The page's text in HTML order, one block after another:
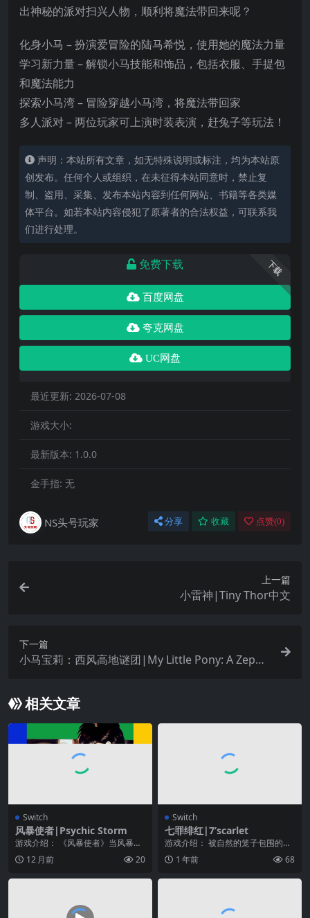
出神秘的派对扫兴人物，顺利将魔法带回来呢？
化身小马 – 扮演爱冒险的陆马希悦，使用她的魔法力量
学习新力量 – 解锁小马技能和饰品，包括衣服、手提包
和魔法能力
探索小马湾 – 冒险穿越小马湾，将魔法带回家
多人派对 – 两位玩家可上演时装表演，赶兔子等玩法！
声明：本站所有文章，如无特殊说明或标注，均为本站原
创发布。任何个人或组织，在未征得本站同意时，禁止复
制、盗用、采集、发布本站内容到任何网站、书籍等各类媒
体平台。如若本站内容侵犯了原著者的合法权益，可联系我
们进行处理。
下载
免费下载
百度网盘
夸克网盘
UC网盘
最近更新: 2026-07-08
游戏大小:
最新版本: 1.0.0
金手指: 无
NS头号玩家 分享 收藏 点赞(0)
上一篇
小雷神|Tiny Thor中文
下一篇
小马宝莉：西风高地谜团|My Little Pony: A Zephy
相关文章
Switch
风暴使者|Psychic Storm
游戏介绍： 《风暴使者》当风暴使
者超级武器穿越银河系时，人类的
最后希望寄托在它们...
12 月前 20
Switch
七罪绯红|7’scarlet
游戏介绍： 被自然的笼子包围的城
市，奥音里。 一年前，在这个城
市，她的哥哥毅然消...
1 年前 68